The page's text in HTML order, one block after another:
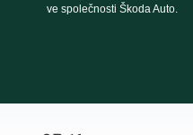
ve společnosti Škoda Auto.